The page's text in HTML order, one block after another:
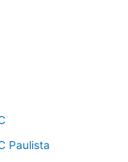
Paulista